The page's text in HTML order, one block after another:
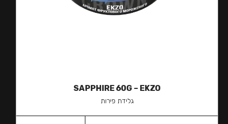
SAPPHIRE 60G – EKZO
גלידת פירות